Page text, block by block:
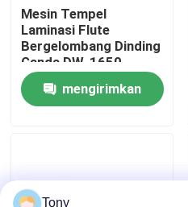
Berita
Kasus-kasus
Mesin Laminator Seruling
Mesin Tempel
Laminasi Flute
Bergelombang Dinding
Ganda DW-1650
mengirimkan
Tony